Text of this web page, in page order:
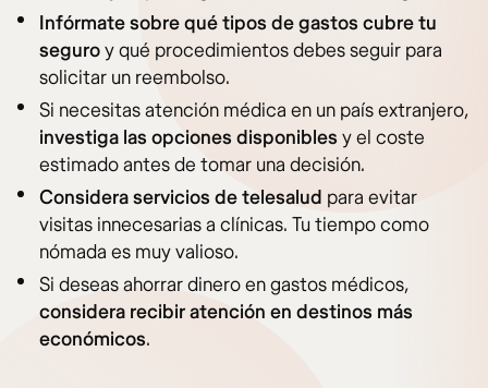
Infórmate sobre qué tipos de gastos cubre tu
seguroy qué procedimientos debes seguir para
solicitar un reembolso.
Si necesitas atención médica en un país extranjero,
investiga las opciones disponiblesy el coste
estimado antes de tomar una decisión.
Considera servicios de telesalud para evitar
visitas innecesarias a clínicas. Tu tiempo como
nómada es muy valioso.
Si deseas ahorrar dinero en gastos médicos,
considera recibir atención en destinos más
económicos.